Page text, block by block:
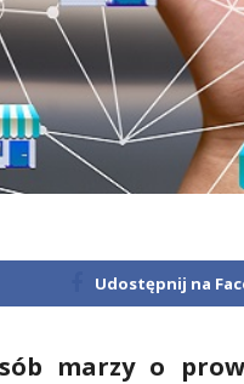
Udostępnij na
marzy o